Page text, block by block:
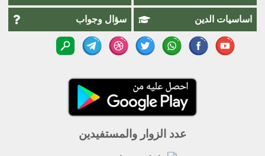
اساسيات الدين سؤال وجواب
عدد الزوار والمستفيدين